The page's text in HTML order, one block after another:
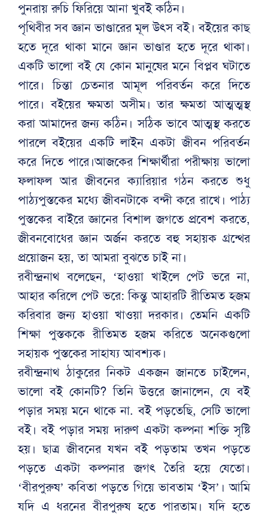
পুনরায় রুচি ফিরিয়ে আনা খুবই কঠিন।
পৃথিবীর সব জ্ঞান ভাণ্ডারের মূল উৎস বই। বইয়ের কাছ
হতে দূরে থাকা মানে জ্ঞান ভাণ্ডার হতে দূরে থাকা।
একটি ভালো বই যে কোন মানুষের মনে বিপ্লব ঘটাতে
পারে। চিন্তা চেতনার আমূল পরিবর্তন করে দিতে
পারে। বইয়ের ক্ষমতা অসীম। তার ক্ষমতা আত্মত্মস্থ
করা আমাদের জন্য কঠিন। সঠিক ভাবে আত্মস্থ করতে
পারলে বইয়ের একটি লাইন একটা জীবন পরিবর্তন
করে দিতে পারে।আজকের শিক্ষার্থীরা পরীক্ষায় ভালো
ফলাফল আর জীবনের ক্যারিয়ার গঠন করতে শুধু
পাঠ্যপুস্তকের মধ্যে জীবনটাকে বন্দী করে রাখে। পাঠ্য
পুস্তকের বাইরে জ্ঞানের বিশাল জগতে প্রবেশ করতে,
জীবনবোধের জ্ঞান অর্জন করতে বহু সহায়ক গ্রন্থের
প্রয়োজন হয়, তা আমরা বুঝতে চাই না।
রবীন্দ্রনাথ বলেছেন, ‘হাওয়া খাইলে পেট ভরে না,
আহার করিলে পেট ভরে: কিন্তু আহারটি রীতিমত হজম
করিবার জন্য হাওয়া খাওয়া দরকার। তেমনি একটি
শিক্ষা পুস্তককে রীতিমত হজম করিতে অনেকগুলো
সহায়ক পুস্তকের সাহায্য আবশ্যক।
রবীন্দ্রনাথ ঠাকুরের নিকট একজন জানতে চাইলেন,
ভালো বই কোনটি? তিনি উত্তরে জানালেন, যে বই
পড়ার সময় মনে থাকে না. বই পড়তেছি, সেটি ভালো
বই। বই পড়ার সময় দারুণ একটা কল্পনা শক্তি সৃষ্টি
হয়। ছাত্র জীবনের যখন বই পড়তাম তখন পড়তে
পড়তে একটা কল্পনার জগৎ তৈরি হয়ে যেতো।
‘বীরপুরুষ’ কবিতা পড়তে গিয়ে ভাবতাম ‘ইস’। আমি
যদি এ ধরনের বীরপুরুষ হতে পারতাম। যদি হতে